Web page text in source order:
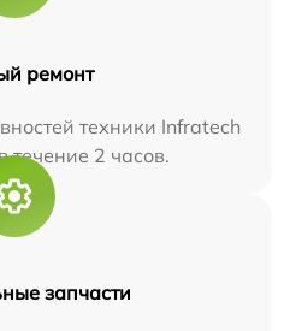
ремонт
техники Infratech
течение 2 часов.
запчасти